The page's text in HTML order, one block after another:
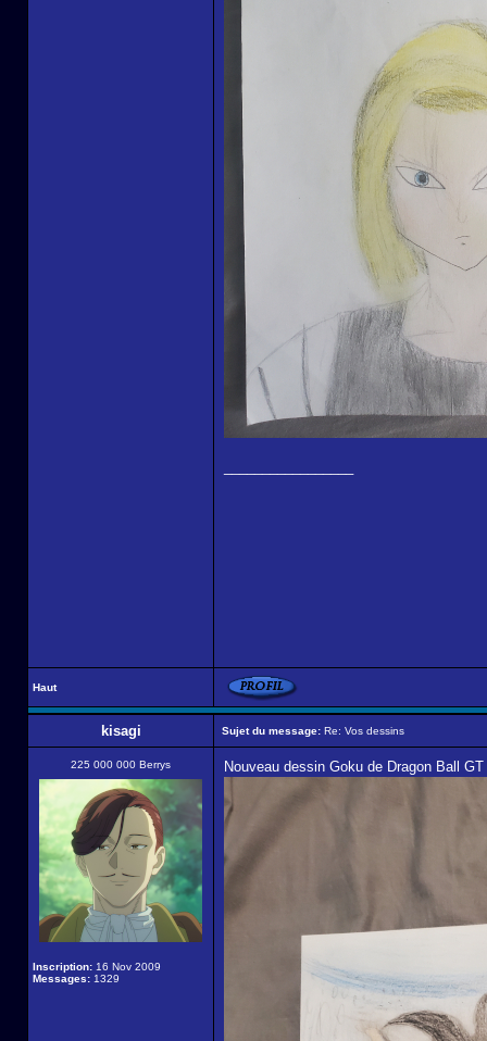
Haut
kisagi Sujet du message: Re: Vos dessins
225 000 000 Berrys
Inscription: 16 Nov 2009
Messages: 1329
Nouveau dessin Goku de Dragon Ball